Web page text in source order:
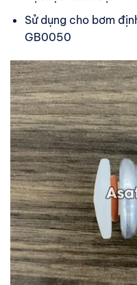
Sử dụng cho bơm
GB0050